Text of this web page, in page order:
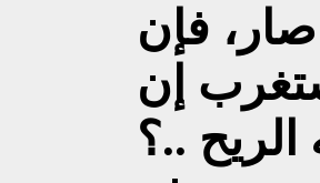
صار، فإن
إن
..؟